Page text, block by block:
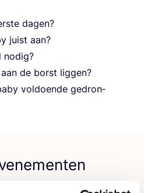
dagen?
juist aan?
nodig?
de borst liggen?
vol­doen­de gedron­